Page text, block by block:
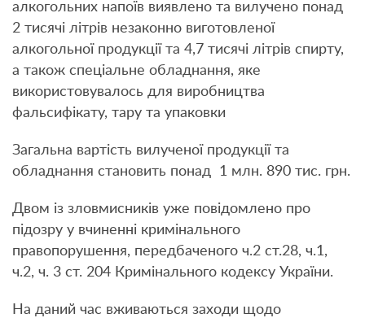
алкогольних напоїв виявлено та вилучено понад
2 тисячі літрів незаконно виготовленої
алкогольної продукції та 4,7 тисячі літрів спирту,
а також спеціальне обладнання, яке
використовувалось для виробництва
фальсифікату, тару та упаковки
Загальна вартість вилученої продукції та
обладнання становить понад 1 млн. 890 тис. грн.
Двом із зловмисників уже повідомлено про
підозру у вчиненні кримінального
правопорушення, передбаченого ч.2 ст.28, ч.1,
ч.2, ч. 3 ст. 204 Кримінального кодексу України.
На даний час вживаються заходи щодо